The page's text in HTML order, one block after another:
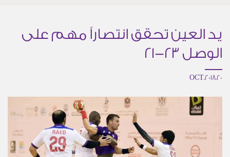
يد العين تحقق انتصاراً مهم على
الوصل 23-21
20.OCT.2018